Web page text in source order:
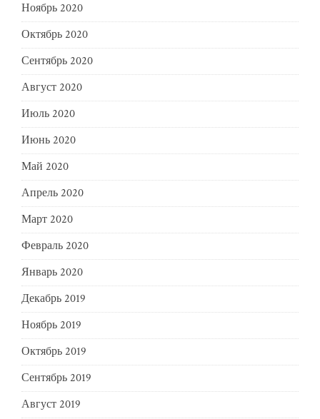
Ноябрь 2020
Октябрь 2020
Сентябрь 2020
Август 2020
Июль 2020
Июнь 2020
Май 2020
Апрель 2020
Март 2020
Февраль 2020
Январь 2020
Декабрь 2019
Ноябрь 2019
Октябрь 2019
Сентябрь 2019
Август 2019